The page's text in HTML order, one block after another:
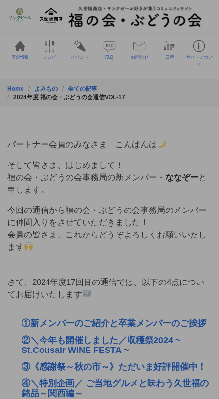
店舗情報 レシピ イベント FAQ お問合せ 日程
サイトについ
て
Home よみもの
全ての記事
2024年度 福の会・ぶどうの会通信VOL-17
パートナー会員のみなさま、こんばんは
そして皆さま、はじめまして！
福の会・ぶどうの会事務局の新メンバー・ ななぞー と
申します。
今回の通信から福の会・ぶどうの会事務局のメンバー
に仲間入りをさせていただきました！
会員の皆さま、これからどうぞよろしくお願いいたし
ます
さて、2024年度17回目の通信では、以下の4点につい
てお届けいたします
①新メンバーのご紹介と卒業メンバーのご挨拶
②＼今年も開催しました／収穫祭2024 ~
St.Cousair WINE FESTA ~
③《感謝祭～秋の市～》ただいま好評開催中！
④＼特別企画／ ご当地グルメと味わう久世福の
銘品～関西編～